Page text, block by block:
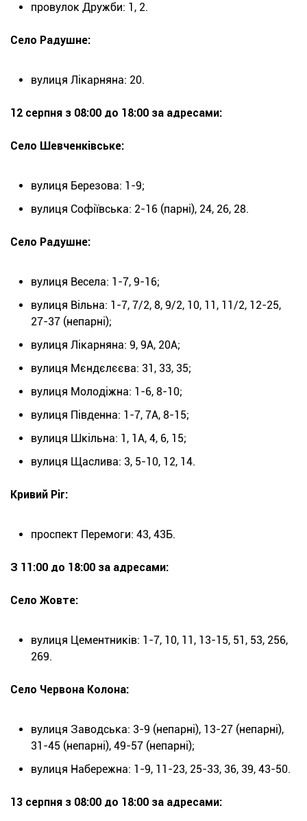
провулок Дружби: 1, 2.
Село Радушне:
вулиця Лікарняна: 20.
12 серпня з 08:00 до 18:00 за адресами:
Село Шевченківське:
вулиця Березова: 1-9;
вулиця Софіївська: 2-16 (парні), 24, 26, 28.
Село Радушне:
вулиця Весела: 1-7, 9-16;
вулиця Вільна: 1-7, 7/2, 8, 9/2, 10, 11, 11/2, 12-25,
27-37 (непарні);
вулиця Лікарняна: 9, 9А, 20А;
вулиця Мєндєлєєва: 31, 33, 35;
вулиця Молодіжна: 1-6, 8-10;
вулиця Південна: 1-7, 7А, 8-15;
вулиця Шкільна: 1, 1А, 4, 6, 15;
вулиця Щаслива: 3, 5-10, 12, 14.
Кривий Ріг:
проспект Перемоги: 43, 43Б.
З 11:00 до 18:00 за адресами:
Село Жовте:
вулиця Цементників: 1-7, 10, 11, 13-15, 51, 53, 256,
269.
Село Червона Колона:
вулиця Заводська: 3-9 (непарні), 13-27 (непарні),
31-45 (непарні), 49-57 (непарні);
вулиця Набережна: 1-9, 11-23, 25-33, 36, 39, 43-50.
13 серпня з 08:00 до 18:00 за адресами: